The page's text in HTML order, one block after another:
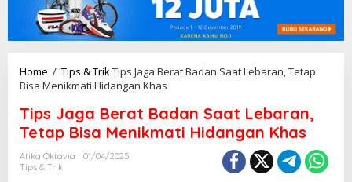
Home / Tips & TrikTips Jaga Berat Badan Saat Lebaran, Tetap
Bisa Menikmati Hidangan Khas
Tips Jaga Berat Badan Saat Lebaran,
Tetap Bisa Menikmati Hidangan Khas
Atika Oktavia
01/04/2025
Tips & Trik